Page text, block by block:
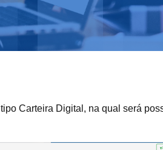
Carteira Digital, na qual será